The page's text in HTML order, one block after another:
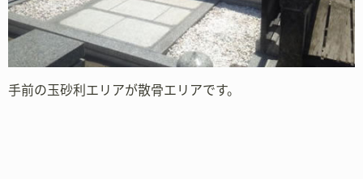
手前の玉砂利エリアが散骨エリアです。